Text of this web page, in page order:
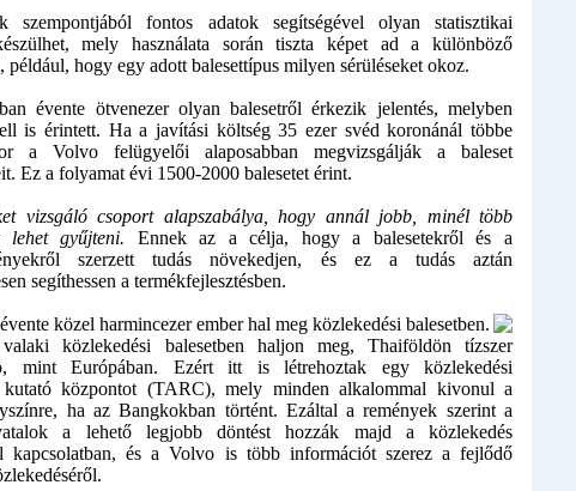
szempontjából fontos adatok segítségével olyan statisztikai
mely használata során tiszta képet ad a különböző
például, hogy egy adott balesettípus milyen sérüléseket okoz.
évente ötvenezer olyan balesetről érkezik jelentés, melyben
is érintett. Ha a javítási költség 35 ezer svéd koronánál többe
a Volvo felügyelői alaposabban megvizsgálják a baleset
Ez a folyamat évi 1500-2000 balesetet érint.
vizsgáló csoport alapszabálya, hogy annál jobb, minél több
lehet gyűjteni. Ennek az a célja, hogy a balesetekről és a
szerzett tudás növekedjen, és ez a tudás aztán
segíthessen a termékfejlesztésben.
közel harmincezer ember hal meg közlekedési balesetben.
közlekedési balesetben haljon meg, Thaiföldön tízszer
mint Európában. Ezért itt is létrehoztak egy közlekedési
kutató központot (TARC), mely minden alkalommal kivonul a
ha az Bangkokban történt. Ezáltal a remények szerint a
a lehető legjobb döntést hozzák majd a közlekedés
kapcsolatban, és a Volvo is több információt szerez a fejlődő